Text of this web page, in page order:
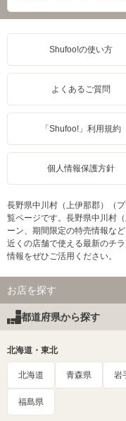
Shufoo!の使い方
よくあるご質問
「Shufoo!」利用規約
個人情報保護方針
長野県中川村（上伊那郡）（
覧ページです。長野県中川村
ーン、期間限定の特売情報な
近くの店舗で使える最新のチ
情報をぜひご活用ください。
お店を探す
都道府県から探す
北海道・東北
北海道 青森県 岩
福島県